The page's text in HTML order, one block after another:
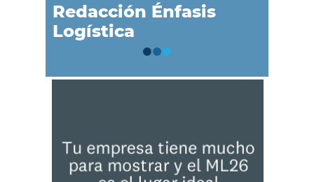
Redacción Énfasis
Logística